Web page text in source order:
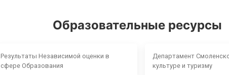
Образовательные ресурсы
Результаты Независимой оценки в
сфере Образования
Департамент
культуре и туризму